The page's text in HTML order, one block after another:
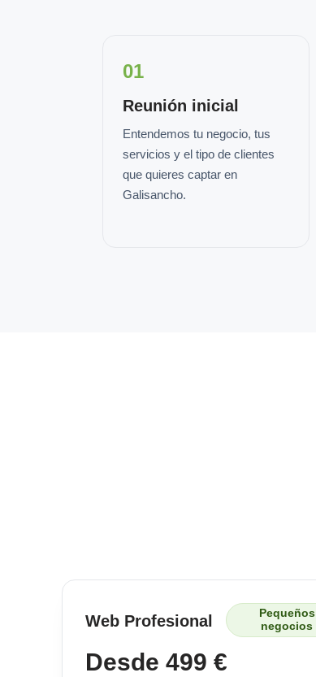
01
Reunión inicial
Entendemos tu negocio, tus
servicios y el tipo de clientes
que quieres captar en
Galisancho.
Web Profesional
Pequeños
negocios
Desde 499 €